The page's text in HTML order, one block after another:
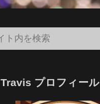
Travis プロフィール